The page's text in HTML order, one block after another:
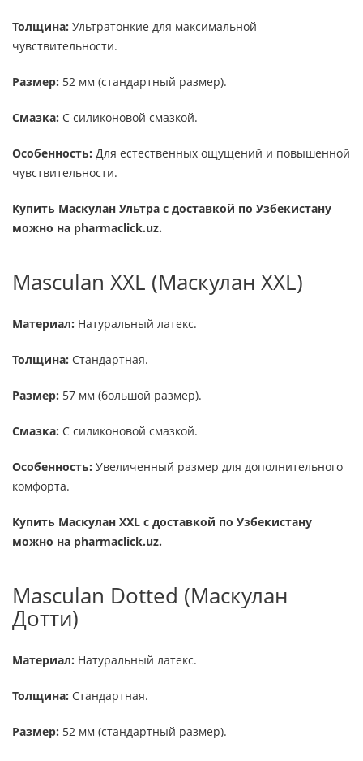
Толщина: Ультратонкие для максимальной
чувствительности.
Размер: 52 мм (стандартный размер).
Смазка: С силиконовой смазкой.
Особенность: Для естественных ощущений и повышенной
чувствительности.
Купить Маскулан Ультра с доставкой по Узбекистану
можно на pharmaclick.uz.
Masculan XXL (Маскулан XXL)
Материал: Натуральный латекс.
Толщина: Стандартная.
Размер: 57 мм (большой размер).
Смазка: С силиконовой смазкой.
Особенность: Увеличенный размер для дополнительного
комфорта.
Купить Маскулан XXL с доставкой по Узбекистану
можно на pharmaclick.uz.
Masculan Dotted (Маскулан
Дотти)
Материал: Натуральный латекс.
Толщина: Стандартная.
Размер: 52 мм (стандартный размер).